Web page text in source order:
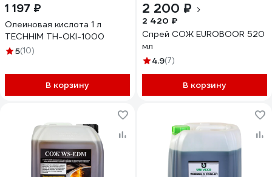
1 197 ₽
Олеиновая кислота 1 л
TECHHIM TH-OKI-1000
5(10)
В корзину
2 200 ₽
2 420 ₽
Спрей СОЖ EUROBOOR 520
мл
4.9(7)
В корзину